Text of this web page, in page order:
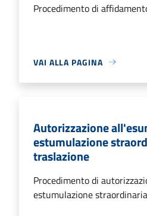
Procedimento di
VAI ALLA PAGINA
Autorizzazione
estumulazione
traslazione
Procedimento di
estumulazione